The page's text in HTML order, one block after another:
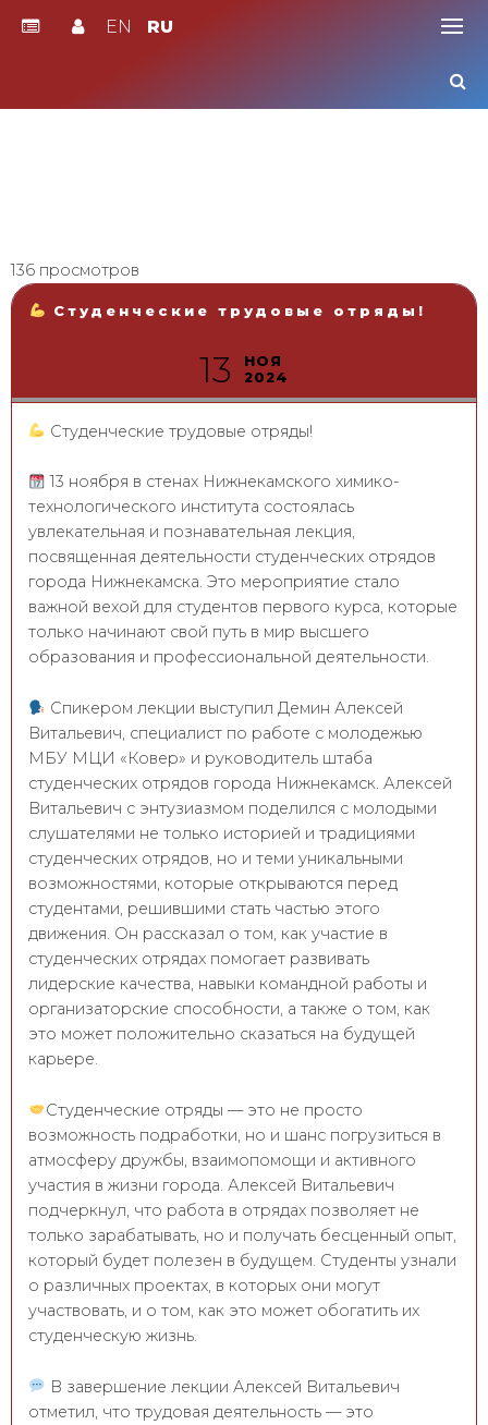
EN RU
136 просмотров
Студенческие трудовые отряды!
13
НОЯ
2024
Студенческие трудовые отряды!
13 ноября в стенах Нижнекамского химико-
технологического института состоялась
увлекательная и познавательная лекция,
посвященная деятельности студенческих отрядов
города Нижнекамска. Это мероприятие стало
важной вехой для студентов первого курса, которые
только начинают свой путь в мир высшего
образования и профессиональной деятельности.
Спикером лекции выступил Демин Алексей
Витальевич, специалист по работе с молодежью
МБУ МЦИ «Ковер» и руководитель штаба
студенческих отрядов города Нижнекамск. Алексей
Витальевич с энтузиазмом поделился с молодыми
слушателями не только историей и традициями
студенческих отрядов, но и теми уникальными
возможностями, которые открываются перед
студентами, решившими стать частью этого
движения. Он рассказал о том, как участие в
студенческих отрядах помогает развивать
лидерские качества, навыки командной работы и
организаторские способности, а также о том, как
это может положительно сказаться на будущей
карьере.
Студенческие отряды — это не просто
возможность подработки, но и шанс погрузиться в
атмосферу дружбы, взаимопомощи и активного
участия в жизни города. Алексей Витальевич
подчеркнул, что работа в отрядах позволяет не
только зарабатывать, но и получать бесценный опыт,
который будет полезен в будущем. Студенты узнали
о различных проектах, в которых они могут
участвовать, и о том, как это может обогатить их
студенческую жизнь.
В завершение лекции Алексей Витальевич
отметил, что трудовая деятельность — это